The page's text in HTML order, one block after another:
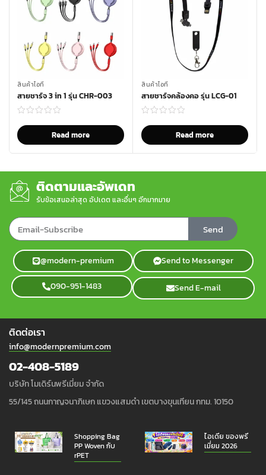
สินค้าไอที
สายชาร์จ 3 in 1 รุ่น CHR-003
Read more
สินค้าไอที
สายชาร์จคล้องคอ รุ่น LCG-01
Read more
ติดตามและอัพเดท
รับข้อเสนอล่าสุด อัปเดต และอื่นๆ อีกมากมาย
Send
@modern-premium Send to Messenger
090-951-1483 Send E-mail
ติดต่อเรา
info@modernpremium.com
02-408-5189
บริษัท โมเดิร์นพรีเมี่ยม จำกัด
55/145 ถนนกาญจนาภิเษก แขวงแสมดำ เขตบางขุนเทียน กทม. 10150
Shopping Bag
PP Woven กับ
rPET
ไอเดีย ของพรี
เมี่ยม 2026